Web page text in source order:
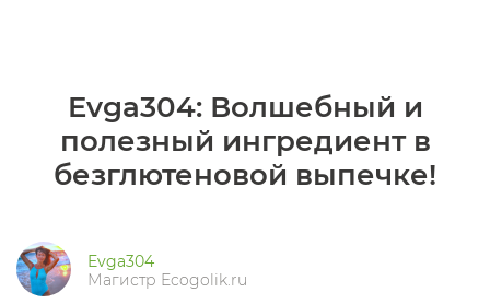
Evga304: Волшебный и
полезный ингредиент в
безглютеновой выпечке!
Evga304
Магистр Ecogolik.ru